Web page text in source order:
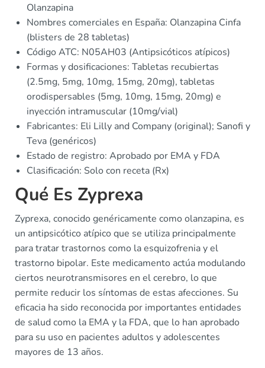
Olanzapina
Nombres comerciales en España: Olanzapina Cinfa
(blisters de 28 tabletas)
Código ATC: N05AH03 (Antipsicóticos atípicos)
Formas y dosificaciones: Tabletas recubiertas
(2.5mg, 5mg, 10mg, 15mg, 20mg), tabletas
orodispersables (5mg, 10mg, 15mg, 20mg) e
inyección intramuscular (10mg/vial)
Fabricantes: Eli Lilly and Company (original); Sanofi y
Teva (genéricos)
Estado de registro: Aprobado por EMA y FDA
Clasificación: Solo con receta (Rx)
Qué Es Zyprexa
Zyprexa, conocido genéricamente como olanzapina, es
un antipsicótico atípico que se utiliza principalmente
para tratar trastornos como la esquizofrenia y el
trastorno bipolar. Este medicamento actúa modulando
ciertos neurotransmisores en el cerebro, lo que
permite reducir los síntomas de estas afecciones. Su
eficacia ha sido reconocida por importantes entidades
de salud como la EMA y la FDA, que lo han aprobado
para su uso en pacientes adultos y adolescentes
mayores de 13 años.